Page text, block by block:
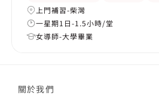
上門補習-柴灣
一星期1日-1.5小時/堂
女導師-大學畢業
關於我們